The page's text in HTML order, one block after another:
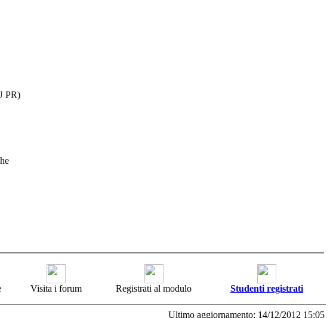
PR)
Visita i forum Registrati al modulo Studenti registrati
Ultimo aggiornamento: 14/12/2012 15:05